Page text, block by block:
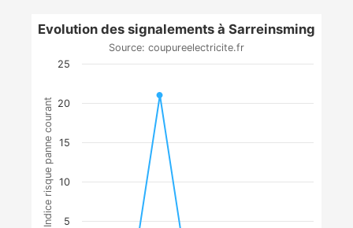
Indice risque panne courant
Evolution des signalements à Sarreinsming
Source: coupureelectricite.fr
5
10
15
20
25